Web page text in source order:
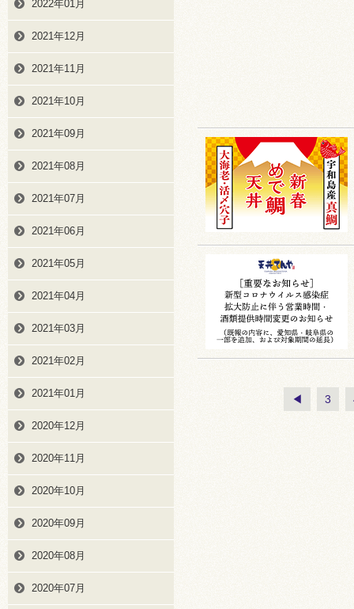
◀ 3
2022年01月
2021年12月
2021年11月
2021年10月
2021年09月
2021年08月
2021年07月
2021年06月
2021年05月
2021年04月
2021年03月
2021年02月
2021年01月
2020年12月
2020年11月
2020年10月
2020年09月
2020年08月
2020年07月